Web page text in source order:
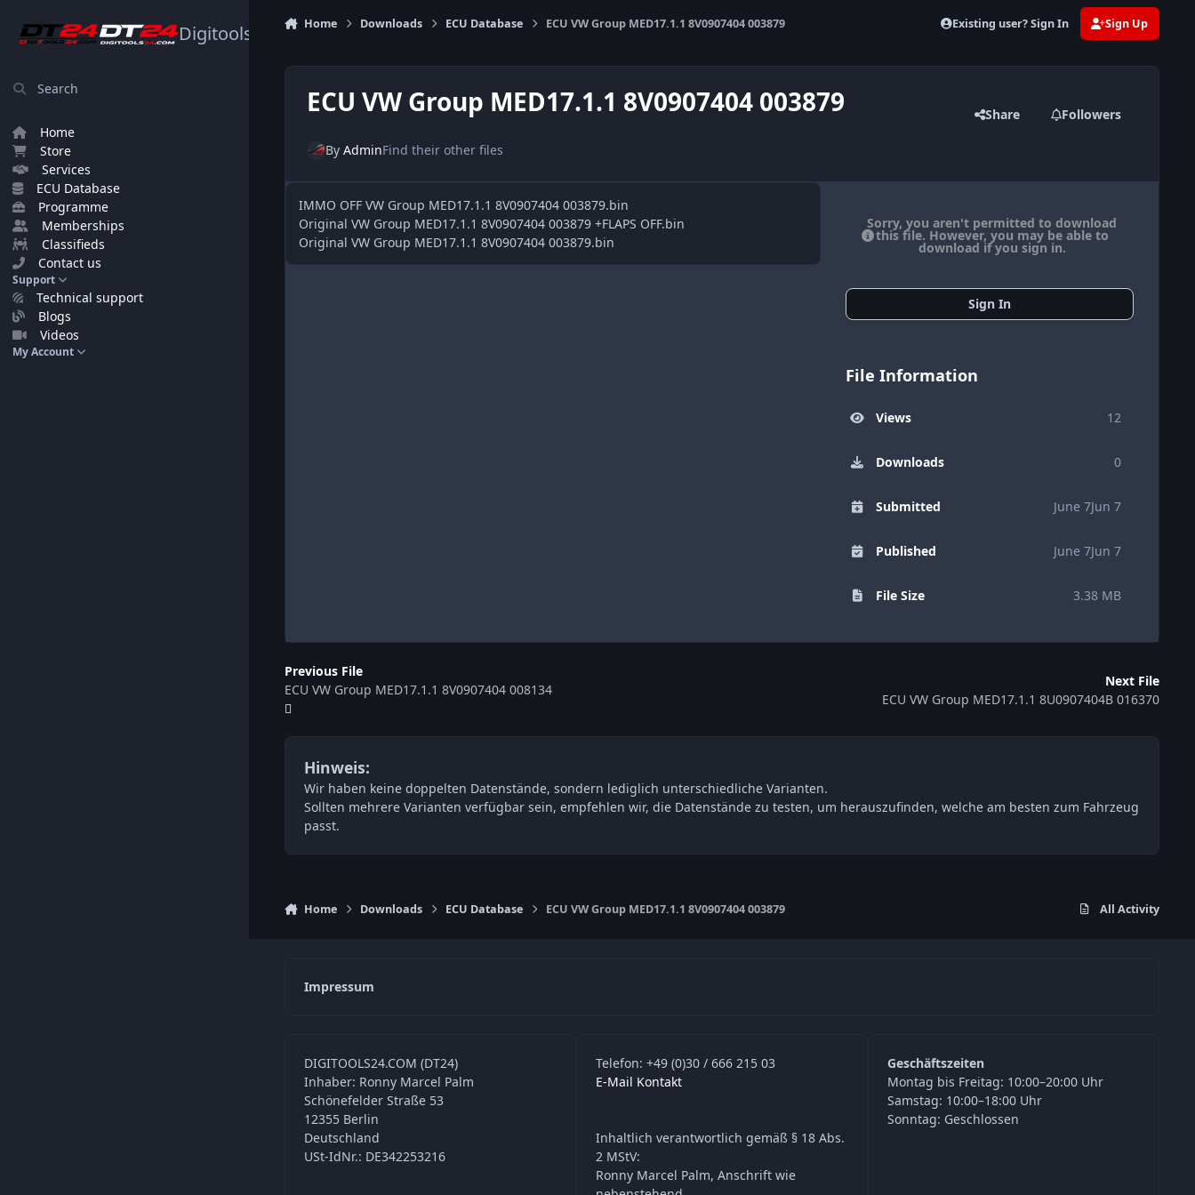
Digitools24.com
Search
Home
Store
Services
ECU Database
Programme
Memberships
Classifieds
Contact us
Support
Technical support
Blogs
Videos
My Account
Home Downloads ECU Database ECU VW Group MED17.1.1 8V0907404 003879 Existing user? Sign In Sign Up
ECU VW Group MED17.1.1 8V0907404 003879 Share Followers
By AdminFind their other files
IMMO OFF VW Group MED17.1.1 8V0907404 003879.bin
Original VW Group MED17.1.1 8V0907404 003879 +FLAPS OFF.bin
Original VW Group MED17.1.1 8V0907404 003879.bin
Sorry, you aren't permitted to download
this file. However, you may be able to
download if you sign in.
Sign In
File Information
Views 12
Downloads 0
Submitted June 7Jun 7
Published June 7Jun 7
File Size 3.38 MB
Previous File
ECU VW Group MED17.1.1 8V0907404 008134
Next File
ECU VW Group MED17.1.1 8U0907404B 016370
Hinweis:
Wir haben keine doppelten Datenstände, sondern lediglich unterschiedliche Varianten.
Sollten mehrere Varianten verfügbar sein, empfehlen wir, die Datenstände zu testen, um herauszufinden, welche am besten zum Fahrzeug
passt.
Home Downloads ECU Database ECU VW Group MED17.1.1 8V0907404 003879 All Activity
Impressum
DIGITOOLS24.COM (DT24)
Inhaber: Ronny Marcel Palm
Schönefelder Straße 53
12355 Berlin
Deutschland
USt-IdNr.: DE342253216
Telefon: +49 (0)30 / 666 215 03
E-Mail Kontakt
Inhaltlich verantwortlich gemäß § 18 Abs.
2 MStV:
Ronny Marcel Palm, Anschrift wie
Geschäftszeiten
Montag bis Freitag: 10:00–20:00 Uhr
Samstag: 10:00–18:00 Uhr
Sonntag: Geschlossen